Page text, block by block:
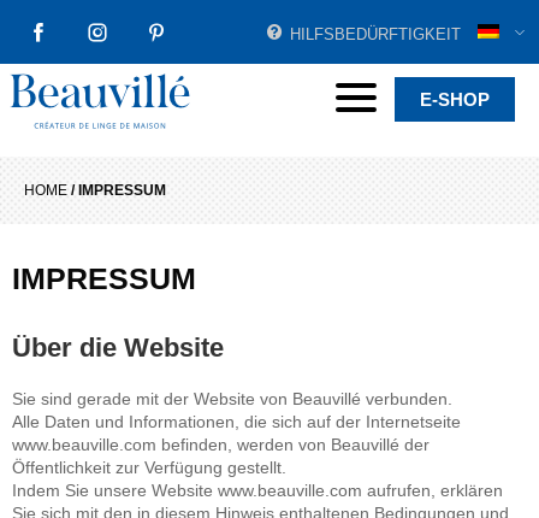
FACEBOOKINSTAGRAMPINTEREST
HILFSBEDÜRFTIGKEIT
Beauvillé Creator by tradition Menu E-SHOP
HOME / IMPRESSUM
IMPRESSUM
Über die Website
Sie sind gerade mit der Website von Beauvillé verbunden.
Alle Daten und Informationen, die sich auf der Internetseite
www.beauville.com befinden, werden von Beauvillé der
Öffentlichkeit zur Verfügung gestellt.
Indem Sie unsere Website www.beauville.com aufrufen, erklären
Sie sich mit den in diesem Hinweis enthaltenen Bedingungen und